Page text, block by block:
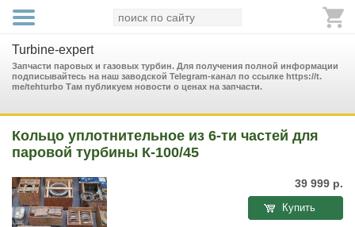
Turbine-expert
Запчасти паровых и газовых турбин. Для получения полной информации
подписывайтесь на наш заводской Telegram-канал по ссылке https://t.
me/tehturbo Там публикуем новости о ценах на запчасти.
Кольцо уплотнительное из 6-ти частей для
паровой турбины К-100/45
39 999 р.
Купить